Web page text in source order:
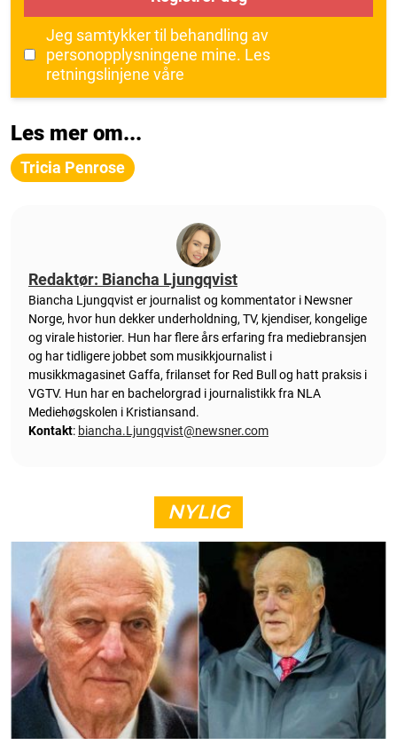
Jeg samtykker til behandling av
personopplysningene mine. Les
retningslinjene våre
Les mer om...
Tricia Penrose
Redaktør: Biancha Ljungqvist
Biancha Ljungqvist er journalist og kommentator i Newsner
Norge, hvor hun dekker underholdning, TV, kjendiser, kongelige
og virale historier. Hun har flere års erfaring fra mediebransjen
og har tidligere jobbet som musikkjournalist i
musikkmagasinet Gaffa, frilanset for Red Bull og hatt praksis i
VGTV. Hun har en bachelorgrad i journalistikk fra NLA
Mediehøgskolen i Kristiansand.
Kontakt: biancha.Ljungqvist@newsner.com
NYLIG